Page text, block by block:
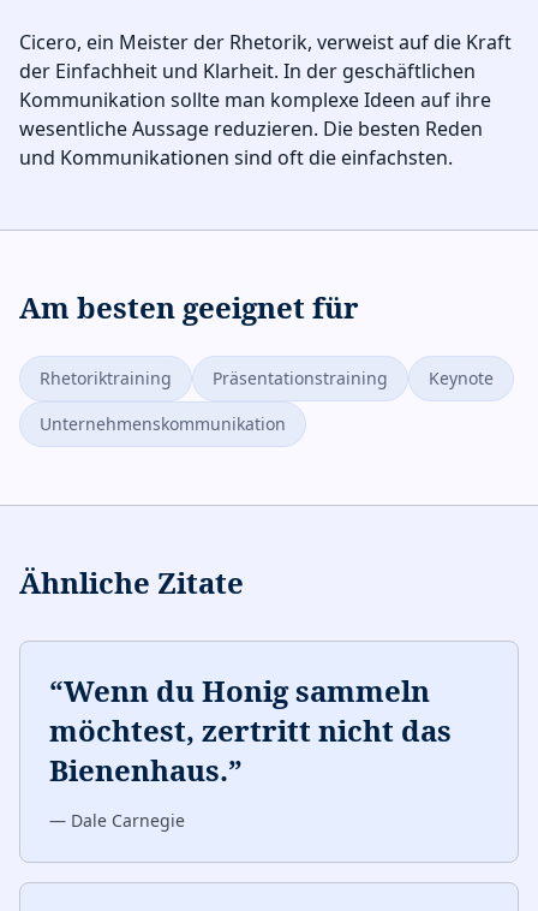
Cicero, ein Meister der Rhetorik, verweist auf die Kraft
der Einfachheit und Klarheit. In der geschäftlichen
Kommunikation sollte man komplexe Ideen auf ihre
wesentliche Aussage reduzieren. Die besten Reden
und Kommunikationen sind oft die einfachsten.
Am besten geeignet für
Rhetoriktraining Präsentationstraining
Keynote
Unternehmenskommunikation
Ähnliche Zitate
“Wenn du Honig sammeln
möchtest, zertritt nicht das
Bienenhaus.”
— Dale Carnegie